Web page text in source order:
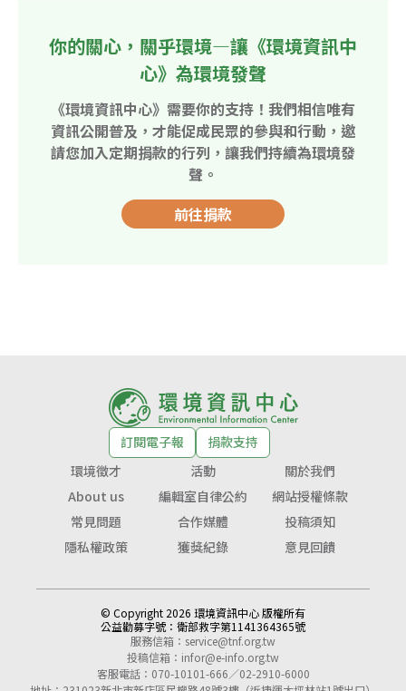
你的關心，關乎環境—讓《環境資訊中
心》為環境發聲
《環境資訊中心》需要你的支持！我們相信唯有
資訊公開普及，才能促成民眾的參與和行動，邀
請您加入定期捐款的行列，讓我們持續為環境發
聲。
前往捐款
訂閱電子報
捐款支持
環境徵才
活動
關於我們
About us
編輯室自律公約
網站授權條款
常見問題
合作媒體
投稿須知
隱私權政策
獲獎紀錄 意見回饋
© Copyright 2026 環境資訊中心 版權所有
公益勸募字號： 衛部救字第1141364365號
服務信箱： service@tnf.org.tw
投稿信箱： infor@e-info.org.tw
客服電話：070-10101-666／02-2910-6000